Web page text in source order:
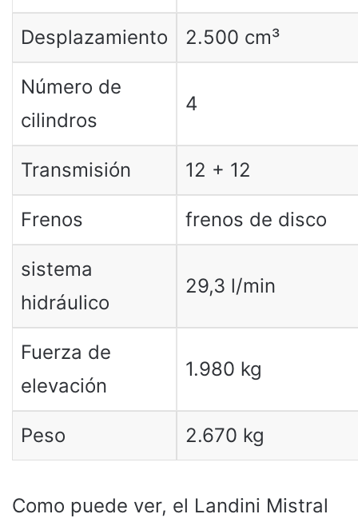
Desplazamiento 2.500 cm³
Número de
cilindros
4
Transmisión 12 + 12
Frenos frenos de disco
sistema
hidráulico
29,3 l/min
Fuerza de
elevación
1.980 kg
Peso 2.670 kg
Como puede ver, el Landini Mistral